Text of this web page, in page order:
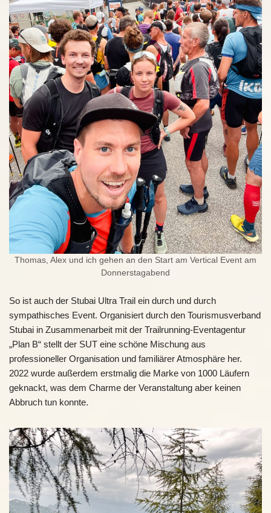
Thomas, Alex und ich gehen an den Start am Vertical Event am
Donnerstagabend
So ist auch der Stubai Ultra Trail ein durch und durch
sympathisches Event. Organisiert durch den Tourismusverband
Stubai in Zusammenarbeit mit der Trailrunning-Eventagentur
„Plan B“ stellt der SUT eine schöne Mischung aus
professioneller Organisation und familiärer Atmosphäre her.
2022 wurde außerdem erstmalig die Marke von 1000 Läufern
geknackt, was dem Charme der Veranstaltung aber keinen
Abbruch tun konnte.